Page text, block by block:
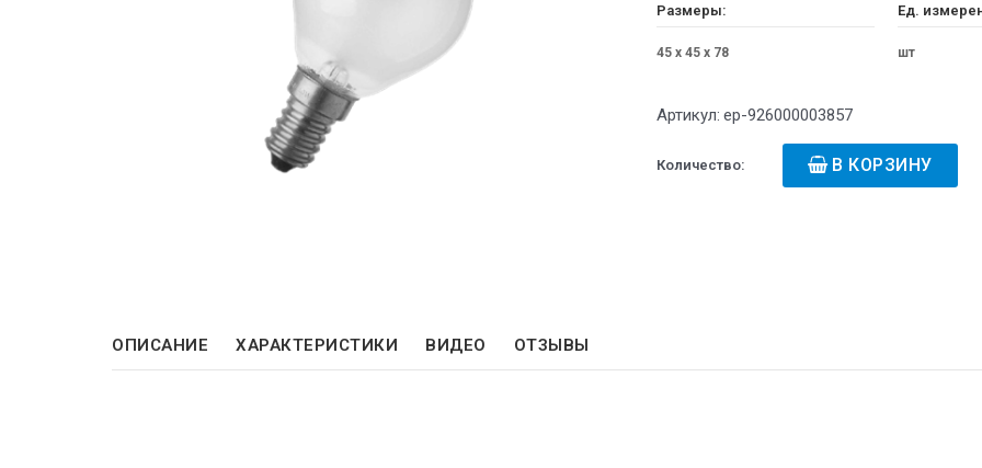
Размеры:
45 x 45 x 78
Ед.
шт
Артикул: ep-926000003857
Количество: В КОРЗИНУ
ОПИСАНИЕ ХАРАКТЕРИСТИКИ ВИДЕО ОТЗЫВЫ